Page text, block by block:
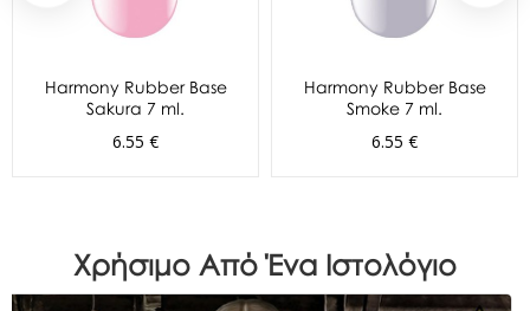
Harmony Rubber Base
Sakura 7 ml.
6.55 €
Harmony Rubber Base
Smoke 7 ml.
6.55 €
Χρήσιμο Από Ένα Ιστολόγιο